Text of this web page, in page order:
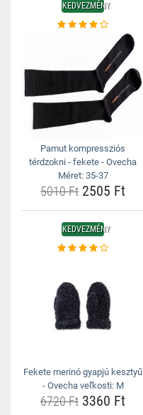
KEDVEZMÉNY
Pamut kompressziós
térdzokni - fekete - Ovecha
Méret: 35-37
5010 Ft 2505 Ft
KEDVEZMÉNY
Fekete merinó gyapjú kesztyű
- Ovecha veľkosti: M
6720 Ft 3360 Ft